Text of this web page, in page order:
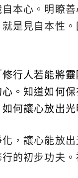
本心。明瞭
是見自本性
修行人若能將
。知道如何
何讓心放出光
，讓心能放
的初步功夫